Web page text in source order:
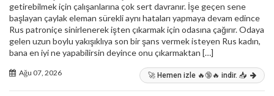
getirebilmek için çalışanlarına çok sert davranır. İşe geçen sene
başlayan çaylak eleman sürekli aynı hataları yapmaya devam edince
Rus patroniçe sinirlenerek işten çıkarmak için odasına çağırır. Odaya
gelen uzun boylu yakışıklıya son bir şans vermek isteyen Rus kadın,
bana en iyi ne yapabilirsin deyince onu çıkarmaktan […]
Ağu 07, 2026 🚀 Hemen izle 🔥🔞🔥 indir. 📥